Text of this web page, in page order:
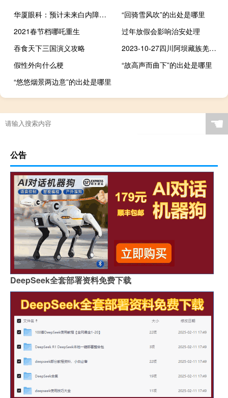
华厦眼科：预计未来白内障业务有望实现量价齐升
“回骑雪风吹”的出处是哪里
2021春节档哪吒重生
过年放假会影响治安处理
吞食天下三国演义攻略
2023-10-27四川阿坝藏族羌族自治州松潘县(松树菌)的报价是多少
假性外向什么梗
“故高声而曲下”的出处是哪里
“悠悠烟景两边意”的出处是哪里
☚
公告
DeepSeek全套部署资料免费下载